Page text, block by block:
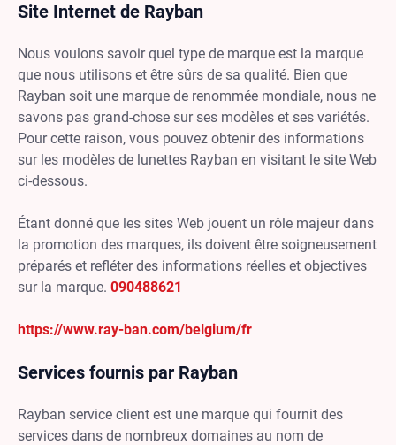
Site Internet de Rayban
Nous voulons savoir quel type de marque est la marque
que nous utilisons et être sûrs de sa qualité. Bien que
Rayban soit une marque de renommée mondiale, nous ne
savons pas grand-chose sur ses modèles et ses variétés.
Pour cette raison, vous pouvez obtenir des informations
sur les modèles de lunettes Rayban en visitant le site Web
ci-dessous.
Étant donné que les sites Web jouent un rôle majeur dans
la promotion des marques, ils doivent être soigneusement
préparés et refléter des informations réelles et objectives
sur la marque. 090488621
https://www.ray-ban.com/belgium/fr
Services fournis par Rayban
Rayban service client est une marque qui fournit des
services dans de nombreux domaines au nom de